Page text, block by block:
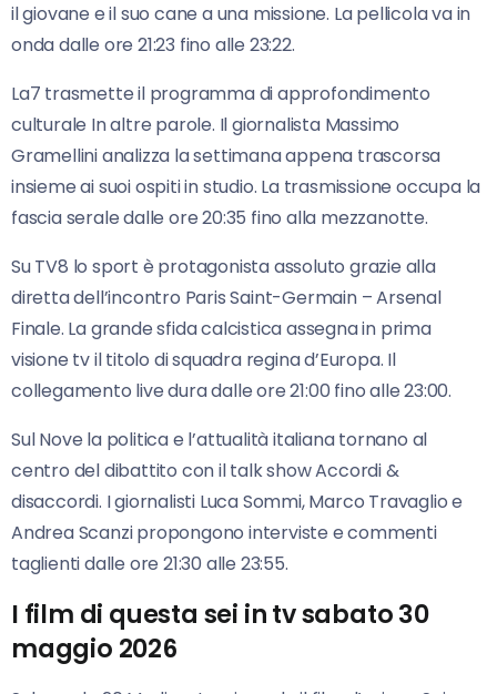
il giovane e il suo cane a una missione. La pellicola va in
onda dalle ore 21:23 fino alle 23:22.
La7 trasmette il programma di approfondimento
culturale In altre parole. Il giornalista Massimo
Gramellini analizza la settimana appena trascorsa
insieme ai suoi ospiti in studio. La trasmissione occupa la
fascia serale dalle ore 20:35 fino alla mezzanotte.
Su TV8 lo sport è protagonista assoluto grazie alla
diretta dell’incontro Paris Saint-Germain – Arsenal
Finale. La grande sfida calcistica assegna in prima
visione tv il titolo di squadra regina d’Europa. Il
collegamento live dura dalle ore 21:00 fino alle 23:00.
Sul Nove la politica e l’attualità italiana tornano al
centro del dibattito con il talk show Accordi &
disaccordi. I giornalisti Luca Sommi, Marco Travaglio e
Andrea Scanzi propongono interviste e commenti
taglienti dalle ore 21:30 alle 23:55.
I film di questa sei in tv sabato 30
maggio 2026